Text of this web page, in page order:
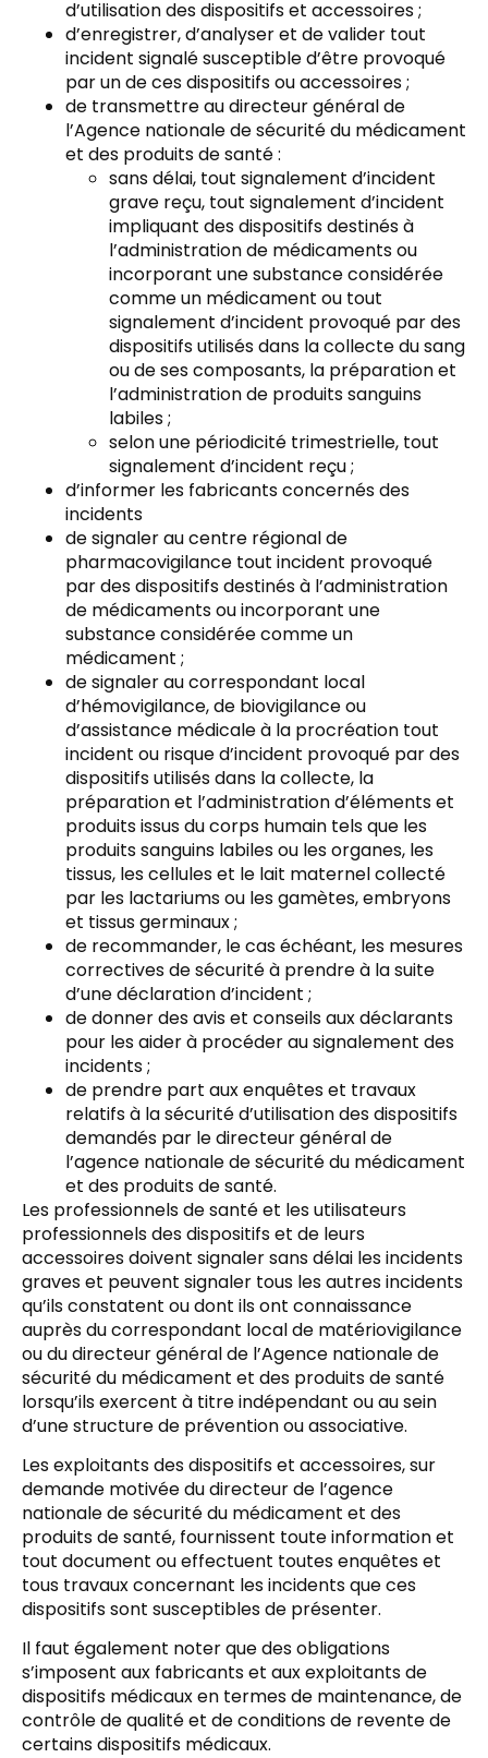
d’utilisation des dispositifs et accessoires ;
d’enregistrer, d’analyser et de valider tout
incident signalé susceptible d’être provoqué
par un de ces dispositifs ou accessoires ;
de transmettre au directeur général de
l’Agence nationale de sécurité du médicament
et des produits de santé :
sans délai, tout signalement d’incident
grave reçu, tout signalement d’incident
impliquant des dispositifs destinés à
l’administration de médicaments ou
incorporant une substance considérée
comme un médicament ou tout
signalement d’incident provoqué par des
dispositifs utilisés dans la collecte du sang
ou de ses composants, la préparation et
l’administration de produits sanguins
labiles ;
selon une périodicité trimestrielle, tout
signalement d’incident reçu ;
d’informer les fabricants concernés des
incidents
de signaler au centre régional de
pharmacovigilance tout incident provoqué
par des dispositifs destinés à l’administration
de médicaments ou incorporant une
substance considérée comme un
médicament ;
de signaler au correspondant local
d’hémovigilance, de biovigilance ou
d’assistance médicale à la procréation tout
incident ou risque d’incident provoqué par des
dispositifs utilisés dans la collecte, la
préparation et l’administration d’éléments et
produits issus du corps humain tels que les
produits sanguins labiles ou les organes, les
tissus, les cellules et le lait maternel collecté
par les lactariums ou les gamètes, embryons
et tissus germinaux ;
de recommander, le cas échéant, les mesures
correctives de sécurité à prendre à la suite
d’une déclaration d’incident ;
de donner des avis et conseils aux déclarants
pour les aider à procéder au signalement des
incidents ;
de prendre part aux enquêtes et travaux
relatifs à la sécurité d’utilisation des dispositifs
demandés par le directeur général de
l’agence nationale de sécurité du médicament
et des produits de santé.
Les professionnels de santé et les utilisateurs
professionnels des dispositifs et de leurs
accessoires doivent signaler sans délai les incidents
graves et peuvent signaler tous les autres incidents
qu’ils constatent ou dont ils ont connaissance
auprès du correspondant local de matériovigilance
ou du directeur général de l’Agence nationale de
sécurité du médicament et des produits de santé
lorsqu’ils exercent à titre indépendant ou au sein
d’une structure de prévention ou associative.
Les exploitants des dispositifs et accessoires, sur
demande motivée du directeur de l’agence
nationale de sécurité du médicament et des
produits de santé, fournissent toute information et
tout document ou effectuent toutes enquêtes et
tous travaux concernant les incidents que ces
dispositifs sont susceptibles de présenter.
Il faut également noter que des obligations
s’imposent aux fabricants et aux exploitants de
dispositifs médicaux en termes de maintenance, de
contrôle de qualité et de conditions de revente de
certains dispositifs médicaux.